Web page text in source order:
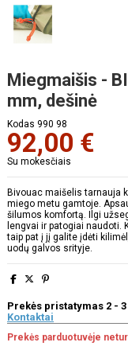
Miegmaišis -
mm, dešinė
Kodas 990 98
92,00 €
Su mokesčiais
Bivouac maišelis tarnauja
miego metu gamtoje.
šilumos komfortą. Ilgi
lengvai ir patogiai naudoti.
taip pat į jį galite įdėti
uodų galvos srityje.
Prekės pristatymas 2 -
Kontaktai
Prekės parduotuvėje